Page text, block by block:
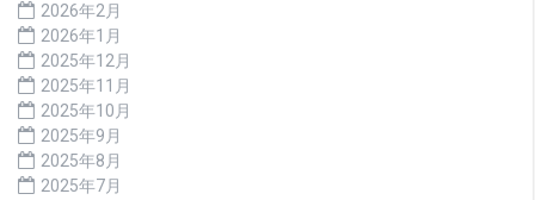
2026年2月
2026年1月
2025年12月
2025年11月
2025年10月
2025年9月
2025年8月
2025年7月